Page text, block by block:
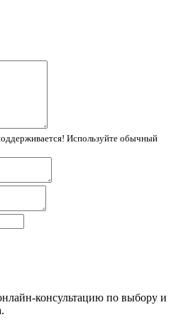
Используйте обычный
консультацию по выбору и